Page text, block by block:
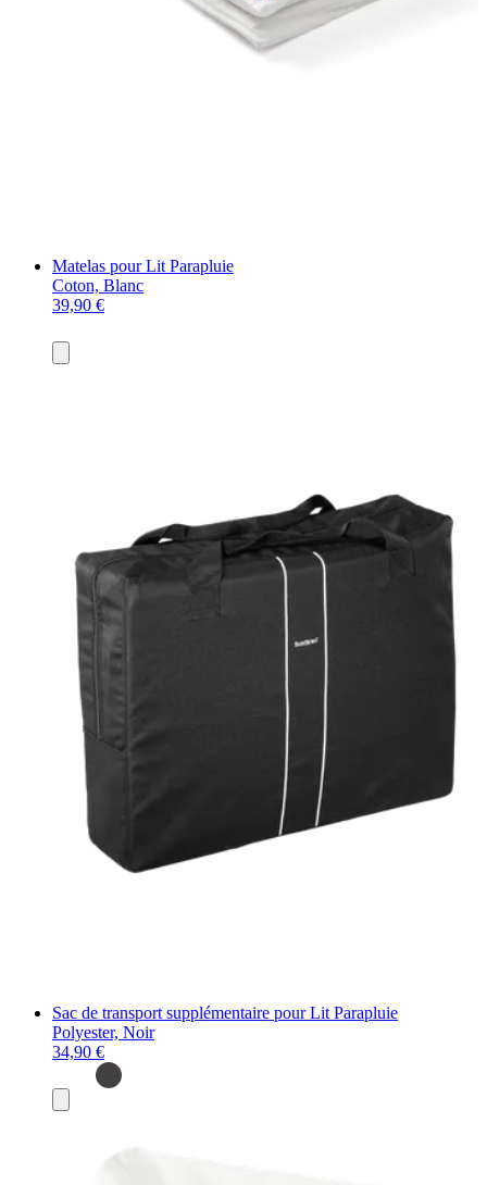
Matelas pour Lit Parapluie
Coton, Blanc
39,90 €
au
Sac de transport supplémentaire pour Lit Parapluie
Polyester, Noir
34,90 €
au